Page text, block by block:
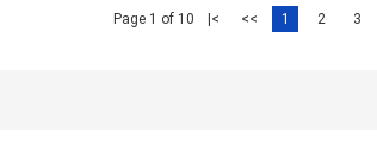
Page 1 of 10 |< << 1 2 3